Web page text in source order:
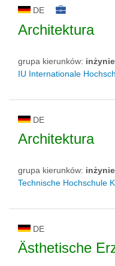
DE
Architektura
grupa kierunków:
IU Internationale
DE
Architektura
grupa kierunków:
Technische Hochschule
DE
Ästhetische